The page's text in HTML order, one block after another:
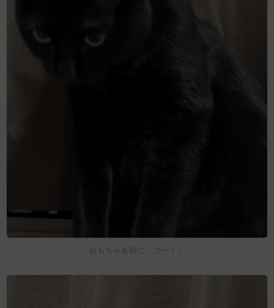
おもちゃを前に「フー！」